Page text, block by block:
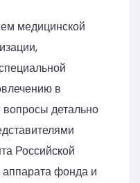
медицинской
в
детально
Российской
фонда и